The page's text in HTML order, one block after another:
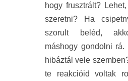
hogy frusztrált?
szeretni? Ha
szorult beléd,
máshogy gondolni
hibáztál vele
te reakcióid voltak